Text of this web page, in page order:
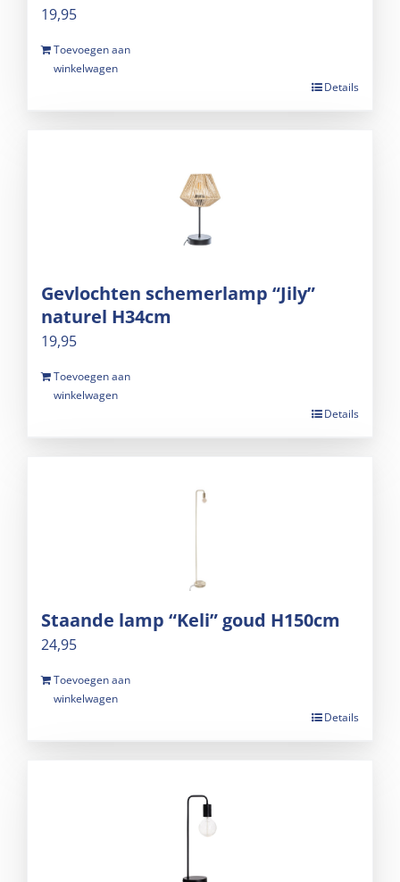
19,95
Toevoegen aan
winkelwagen
Details
Gevlochten schemerlamp “Jily”
naturel H34cm
19,95
Toevoegen aan
winkelwagen
Details
Staande lamp “Keli” goud H150cm
24,95
Toevoegen aan
winkelwagen
Details